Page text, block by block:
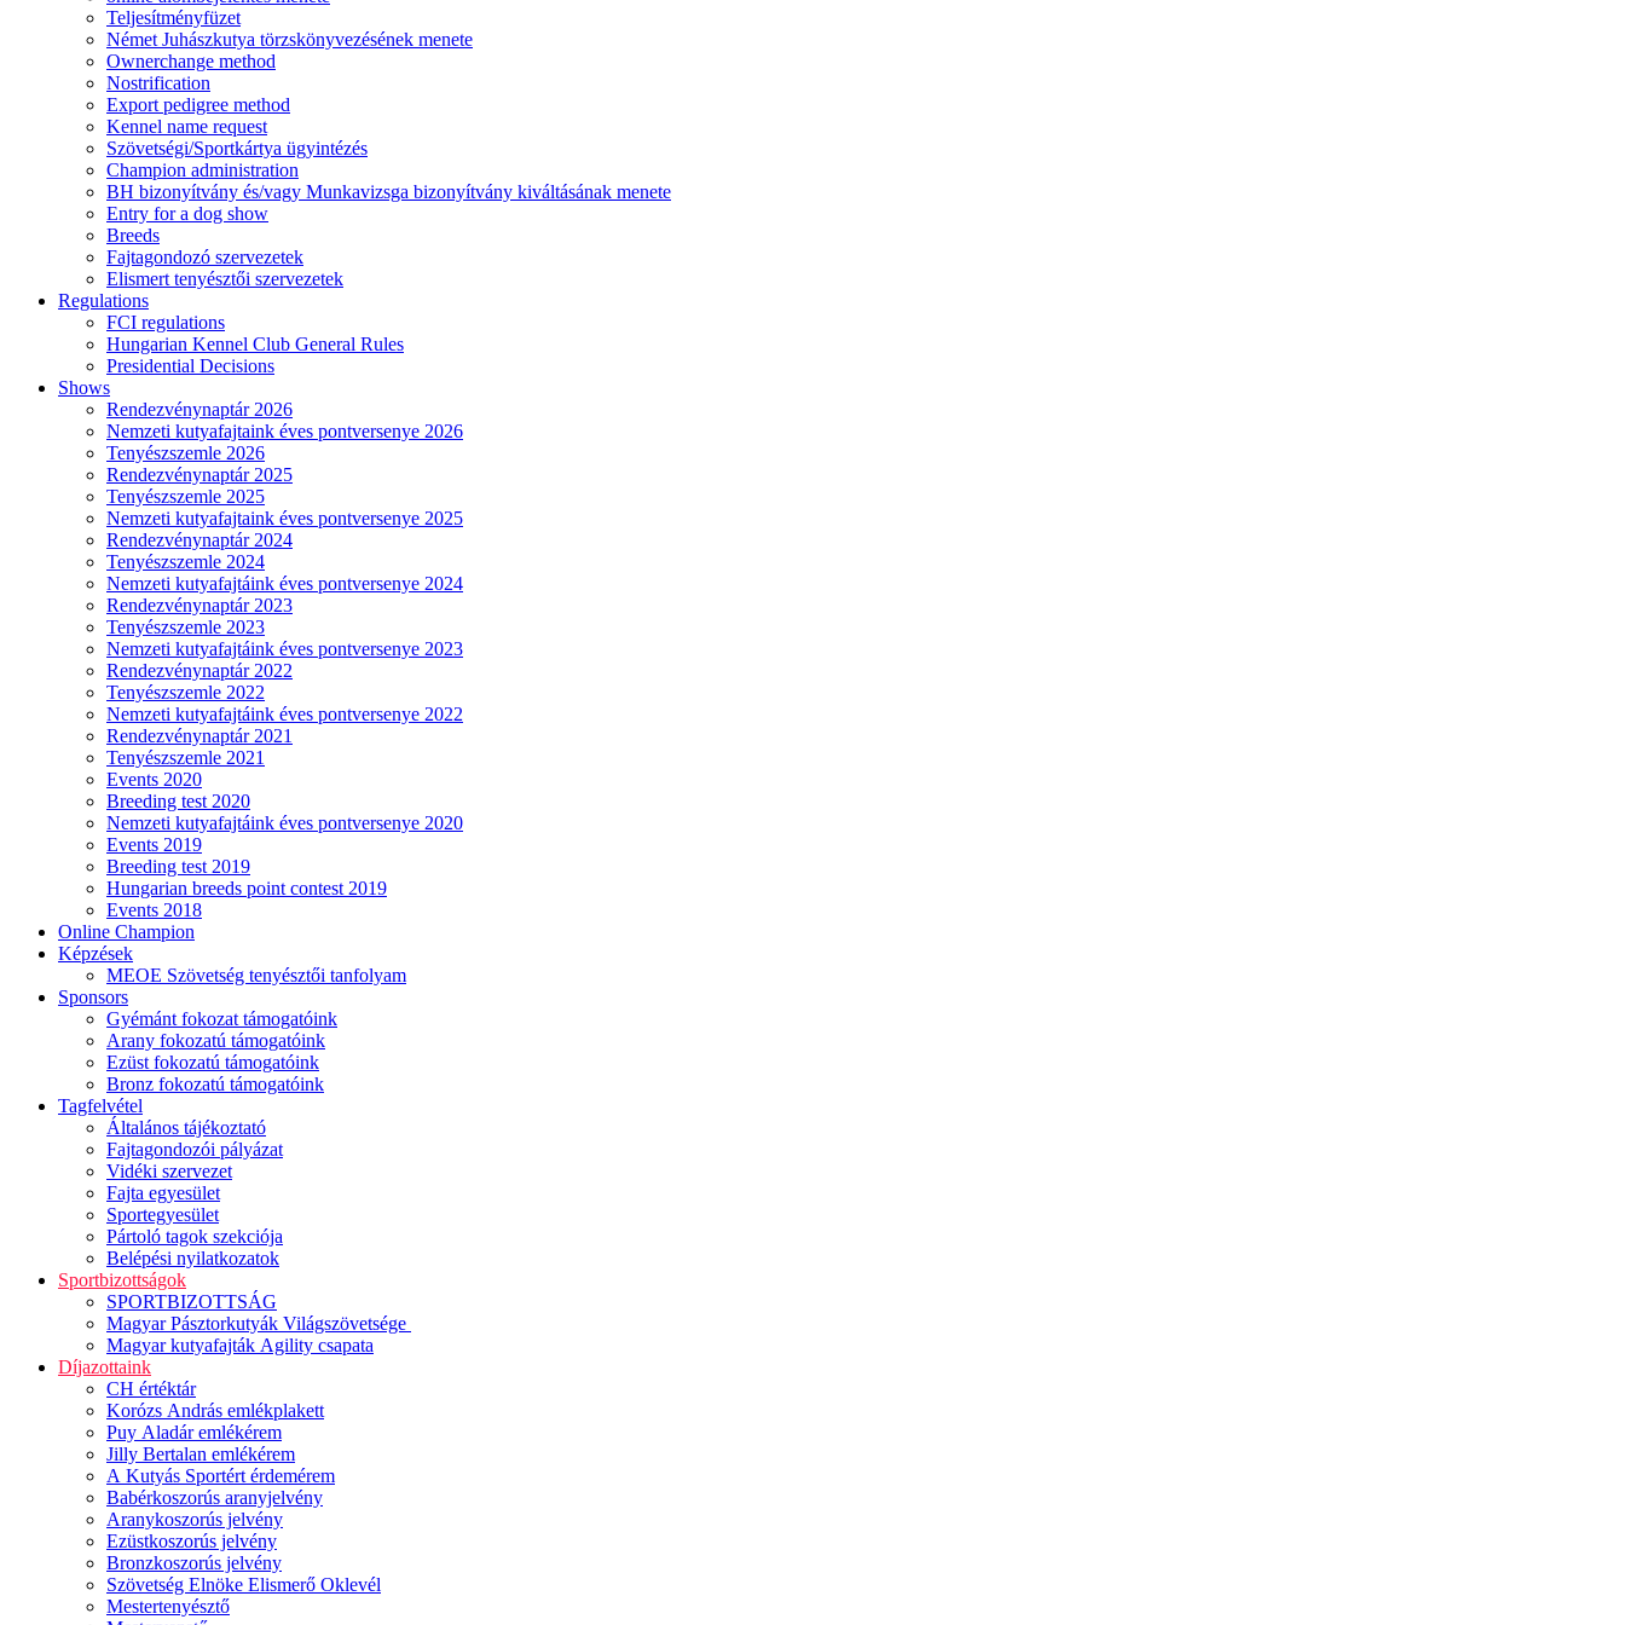
Teljesítményfüzet
Német Juhászkutya törzskönyvezésének menete
Ownerchange method
Nostrification
Export pedigree method
Kennel name request
Szövetségi/Sportkártya ügyintézés
Champion administration
BH bizonyítvány és/vagy Munkavizsga bizonyítvány kiváltásának menete
Entry for a dog show
Breeds
Fajtagondozó szervezetek
Elismert tenyésztői szervezetek
Regulations
FCI regulations
Hungarian Kennel Club General Rules
Presidential Decisions
Shows
Rendezvénynaptár 2026
Nemzeti kutyafajtaink éves pontversenye 2026
Tenyészszemle 2026
Rendezvénynaptár 2025
Tenyészszemle 2025
Nemzeti kutyafajtaink éves pontversenye 2025
Rendezvénynaptár 2024
Tenyészszemle 2024
Nemzeti kutyafajtáink éves pontversenye 2024
Rendezvénynaptár 2023
Tenyészszemle 2023
Nemzeti kutyafajtáink éves pontversenye 2023
Rendezvénynaptár 2022
Tenyészszemle 2022
Nemzeti kutyafajtáink éves pontversenye 2022
Rendezvénynaptár 2021
Tenyészszemle 2021
Events 2020
Breeding test 2020
Nemzeti kutyafajtáink éves pontversenye 2020
Events 2019
Breeding test 2019
Hungarian breeds point contest 2019
Events 2018
Online Champion
Képzések
MEOE Szövetség tenyésztői tanfolyam
Sponsors
Gyémánt fokozat támogatóink
Arany fokozatú támogatóink
Ezüst fokozatú támogatóink
Bronz fokozatú támogatóink
Tagfelvétel
Általános tájékoztató
Fajtagondozói pályázat
Vidéki szervezet
Fajta egyesület
Sportegyesület
Pártoló tagok szekciója
Belépési nyilatkozatok
Sportbizottságok
SPORTBIZOTTSÁG
Magyar Pásztorkutyák Világszövetsége
Magyar kutyafajták Agility csapata
Díjazottaink
CH értéktár
Korózs András emlékplakett
Puy Aladár emlékérem
Jilly Bertalan emlékérem
A Kutyás Sportért érdemérem
Babérkoszorús aranyjelvény
Aranykoszorús jelvény
Ezüstkoszorús jelvény
Bronzkoszorús jelvény
Szövetség Elnöke Elismerő Oklevél
Mestertenyésztő